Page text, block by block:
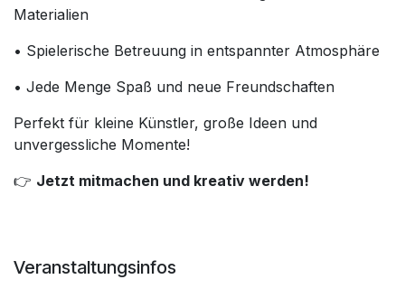
Materialien
• Spielerische Betreuung in entspannter Atmosphäre
• Jede Menge Spaß und neue Freundschaften
Perfekt für kleine Künstler, große Ideen und
unvergessliche Momente!
👉 Jetzt mitmachen und kreativ werden!
Veranstaltungsinfos